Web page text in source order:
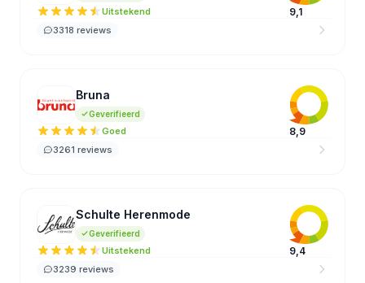
9,1
Uitstekend
3318 reviews
BR
Bruna
Geverifieerd
8,9
Goed
3261 reviews
SH
Schulte Herenmode
Geverifieerd
9,4
Uitstekend
3239 reviews